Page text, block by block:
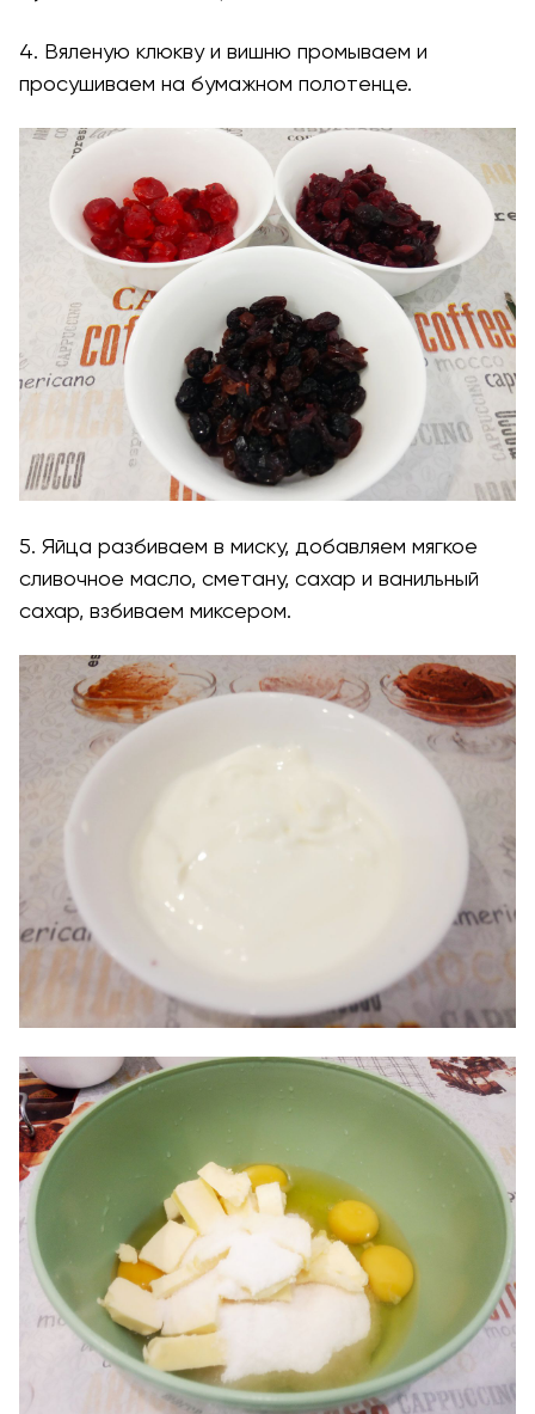
4. Вяленую клюкву и вишню промываем и
просушиваем на бумажном полотенце.
5. Яйца разбиваем в миску, добавляем мягкое
сливочное масло, сметану, сахар и ванильный
сахар, взбиваем миксером.